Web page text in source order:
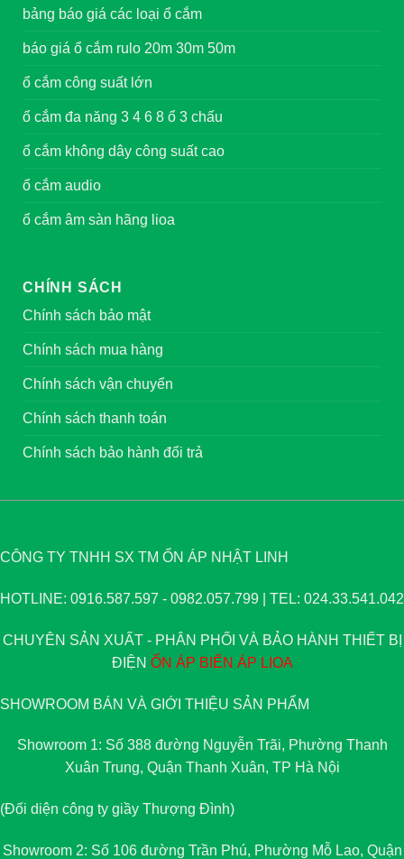
bảng báo giá các loại ổ cắm
báo giá ổ cắm rulo 20m 30m 50m
ổ cắm công suất lớn
ổ cắm đa năng 3 4 6 8 ổ 3 chấu
ổ cắm không dây công suất cao
ổ cắm audio
ổ cắm âm sàn hãng lioa
CHÍNH SÁCH
Chính sách bảo mật
Chính sách mua hàng
Chính sách vận chuyển
Chính sách thanh toán
Chính sách bảo hành đổi trả
CÔNG TY TNHH SX TM ỔN ÁP NHẬT LINH
HOTLINE: 0916.587.597 - 0982.057.799 | TEL: 024.33.541.042
CHUYÊN SẢN XUẤT - PHÂN PHỐI VÀ BẢO HÀNH THIẾT BỊ
ĐIỆN ỔN ÁP BIẾN ÁP LIOA
SHOWROOM BÁN VÀ GIỚI THIỆU SẢN PHẨM
Showroom 1: Số 388 đường Nguyễn Trãi, Phường Thanh
Xuân Trung, Quận Thanh Xuân, TP Hà Nội
(Đối diện công ty giầy Thượng Đình)
Showroom 2: Số 106 đường Trần Phú, Phường Mỗ Lao, Quận